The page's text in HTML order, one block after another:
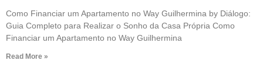
Como Financiar um Apartamento no Way Guilhermina by Diálogo:
Guia Completo para Realizar o Sonho da Casa Própria Como
Financiar um Apartamento no Way Guilhermina
Read More »